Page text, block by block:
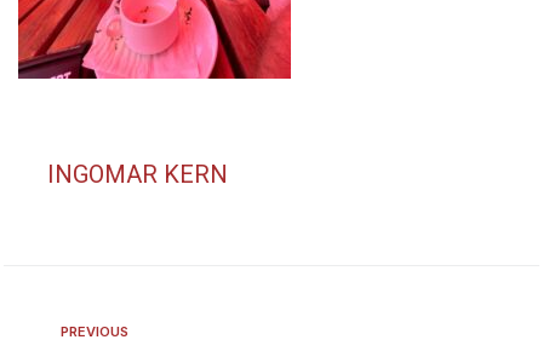
INGOMAR KERN
PREVIOUS